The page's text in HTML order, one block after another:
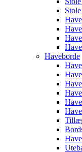
Haveborde